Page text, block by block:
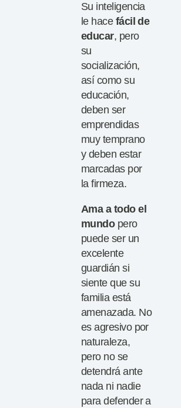
Su inteligencia
le hace fácil de
educar, pero
su
socialización,
así como su
educación,
deben ser
emprendidas
muy temprano
y deben estar
marcadas por
la firmeza.
Ama a todo el
mundopero
puede ser un
excelente
guardián si
siente que su
familia está
amenazada. No
es agresivo por
naturaleza,
pero no se
detendrá ante
nada ni nadie
para defender a